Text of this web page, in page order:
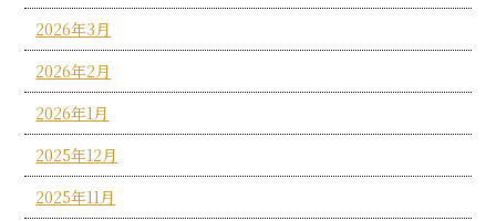
2026年3月
2026年2月
2026年1月
2025年12月
2025年11月